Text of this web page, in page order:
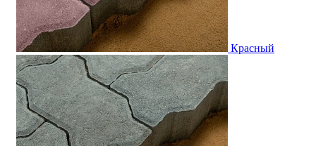
Красный